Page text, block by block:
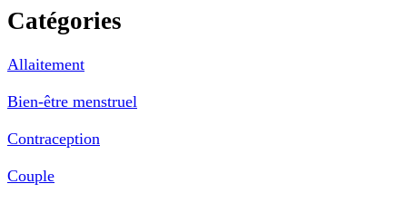
Catégories
Allaitement
Bien-être menstruel
Contraception
Couple